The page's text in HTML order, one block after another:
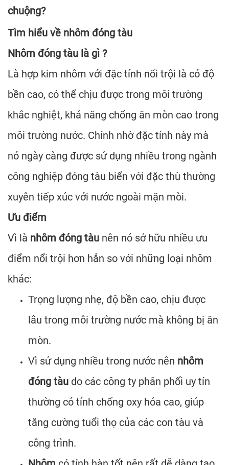
chuộng?
Tìm hiểu về nhôm đóng tàu
Nhôm đóng tàu là gì ?
Là hợp kim nhôm với đặc tính nổi trội là có độ
bền cao, có thể chịu được trong môi trường
khắc nghiệt, khả năng chống ăn mòn cao trong
môi trường nước. Chính nhờ đặc tính này mà
nó ngày càng được sử dụng nhiều trong ngành
công nghiệp đóng tàu biển với đặc thù thường
xuyên tiếp xúc với nước ngoài mặn mòi.
Ưu điểm
Vì là nhôm đóng tàu nên nó sở hữu nhiều ưu
điểm nổi trội hơn hẳn so với những loại nhôm
khác:
Trọng lượng nhẹ, độ bền cao, chịu được
lâu trong môi trường nước mà không bị ăn
mòn.
Vì sử dụng nhiều trong nước nên nhôm
đóng tàu do các công ty phân phối uy tín
thường có tính chống oxy hóa cao, giúp
tăng cường tuổi thọ của các con tàu và
công trình.